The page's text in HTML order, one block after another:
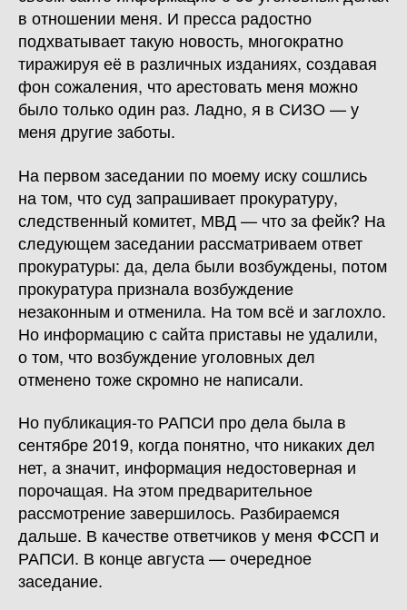
в отношении меня. И пресса радостно
подхватывает такую новость, многократно
тиражируя её в различных изданиях, создавая
фон сожаления, что арестовать меня можно
было только один раз. Ладно, я в СИЗО — у
меня другие заботы.
На первом заседании по моему иску сошлись
на том, что суд запрашивает прокуратуру,
следственный комитет, МВД — что за фейк? На
следующем заседании рассматриваем ответ
прокуратуры: да, дела были возбуждены, потом
прокуратура признала возбуждение
незаконным и отменила. На том всё и заглохло.
Но информацию с сайта приставы не удалили,
о том, что возбуждение уголовных дел
отменено тоже скромно не написали.
Но публикация-то РАПСИ про дела была в
сентябре 2019, когда понятно, что никаких дел
нет, а значит, информация недостоверная и
порочащая. На этом предварительное
рассмотрение завершилось. Разбираемся
дальше. В качестве ответчиков у меня ФССП и
РАПСИ. В конце августа — очередное
заседание.